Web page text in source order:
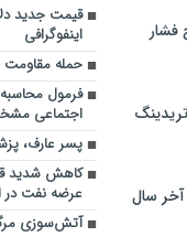
فشار
سال
اینفوگرافی
حمله مقاومت
فرمول
اجتماعی
پسر عارف،
کاهش شدید
عرضه نفت در
آتش‌سوزی